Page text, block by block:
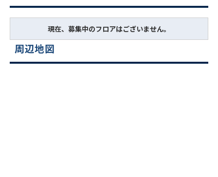
現在、募集中のフロアはございません。
周辺地図